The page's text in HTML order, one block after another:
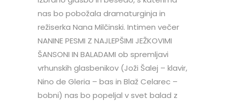
nas bo pobožala dramaturginja in
režiserka Nana Milčinski. Intimen večer
NANINE PESMI Z NAJLEPŠIMI JEŽKOVIMI
ŠANSONI IN BALADAMI ob spremljavi
vrhunskih glasbenikov (Joži Šalej – klavir,
Nino de Gleria – bas in Blaž Celarec –
bobni) nas bo popeljal v svet balad z